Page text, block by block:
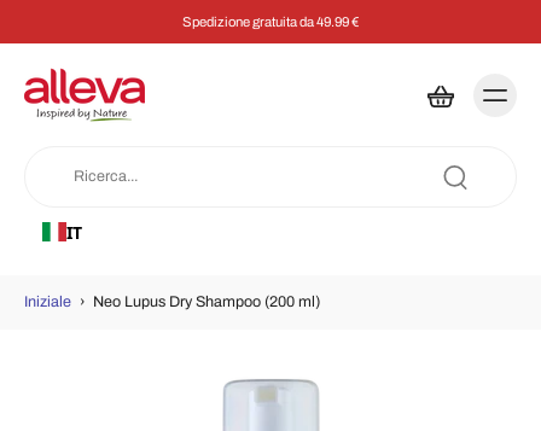
Spedizione gratuita da 49.99 €
IT
Iniziale › Neo Lupus Dry Shampoo (200 ml)